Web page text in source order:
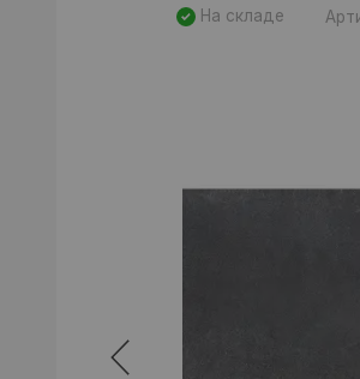
На складе